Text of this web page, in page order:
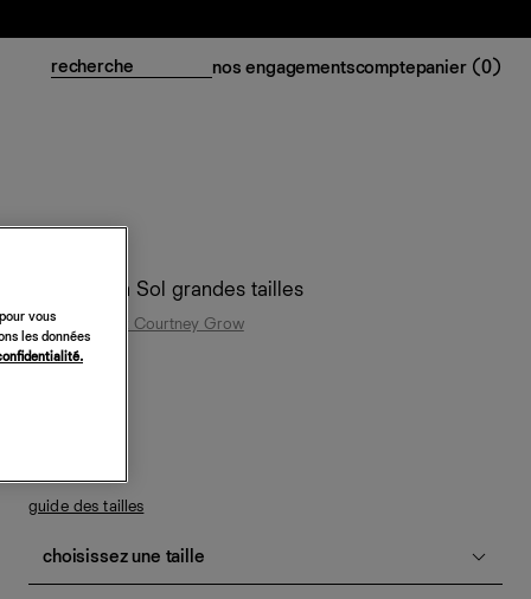
nos engagementscomptepanier (0)
Robe en lin Sol grandes tailles
Reformation x Courtney Grow
318 €
guide des tailles
choisissez une taille
vous
les données